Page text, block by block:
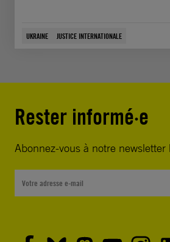
UKRAINE JUSTICE INTERNATIONALE
Rester informé·e
Abonnez-vous à notre newsletter